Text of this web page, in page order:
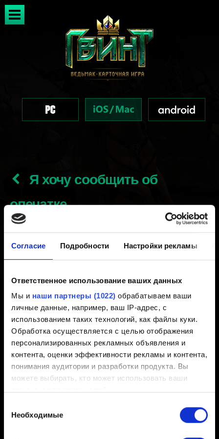
Согласие Подробности Настройки рекламы
Ответственное использование ваших данных
Мы и наши партнеры (1022) обрабатываем ваши
личные данные, например, ваш IP-адрес, с
использованием таких технологий, как файлы куки.
Обработка осуществляется с целью отображения
персонализированных рекламных объявления и
контента, оценки эффективности рекламы и контента,
понимания аудитории и разработки продукта. Вы
можете выбирать, кто может использовать ваши
Если вы разрешите, мы также хотели бы:
согласия
Необходимые
Я хочу сообщить об
опечатке
Создано 6 лет назад Обновлено 11 месяцев назад
Спасибо за бдительность!
Нужна помощь?
Свяжитесь с нами